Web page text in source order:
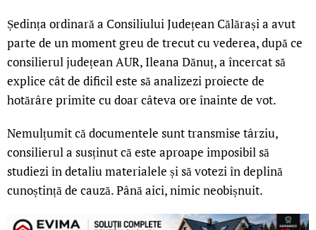
Ședința ordinară a Consiliului Județean Călărași a avut
parte de un moment greu de trecut cu vederea, după ce
consilierul județean AUR, Ileana Dănuț, a încercat să
explice cât de dificil este să analizezi proiecte de
hotărâre primite cu doar câteva ore înainte de vot.
Nemulțumit că documentele sunt transmise târziu,
consilierul a susținut că este aproape imposibil să
studiezi în detaliu materialele și să votezi în deplină
cunoștință de cauză. Până aici, nimic neobișnuit.